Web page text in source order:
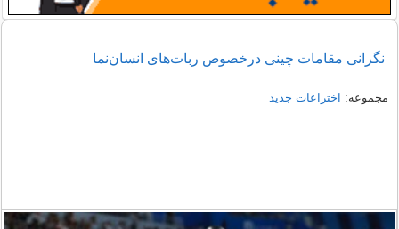
نگرانی مقامات چینی درخصوص ربات‌های انسان‌نما
مجموعه: اختراعات جدید